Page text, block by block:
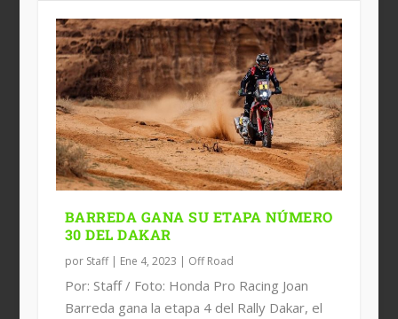
BARREDA GANA SU ETAPA NÚMERO
30 DEL DAKAR
por Staff| Ene 4, 2023 | Off Road
Por: Staff / Foto: Honda Pro Racing Joan
Barreda gana la etapa 4 del Rally Dakar, el